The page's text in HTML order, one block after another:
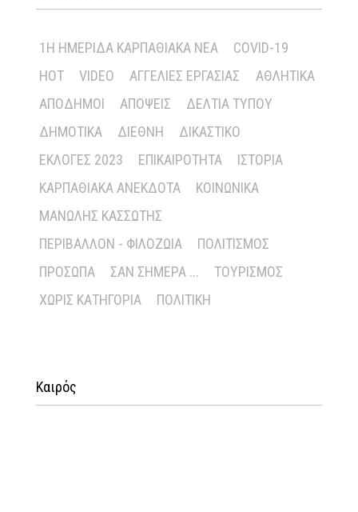
1Η ΗΜΕΡΊΔΑ ΚΑΡΠΑΘΙΑΚΆ ΝΈΑ
COVID-19
HOT
VIDEO ΑΓΓΕΛΊΕΣ ΕΡΓΑΣΊΑΣ
ΑΘΛΗΤΙΚΆ
ΑΠΌΔΗΜΟΙ
ΑΠΌΨΕΙΣ
ΔΕΛΤΊΑ ΤΎΠΟΥ
ΔΗΜΟΤΙΚΆ
ΔΙΕΘΝΉ
ΔΙΚΑΣΤΙΚΌ
ΕΚΛΟΓΈΣ 2023
ΕΠΙΚΑΙΡΌΤΗΤΑ
ΙΣΤΟΡΊΑ
ΚΑΡΠΑΘΙΑΚΆ ΑΝΈΚΔΟΤΑ
ΚΟΙΝΩΝΙΚΆ
ΜΑΝΏΛΗΣ ΚΑΣΣΏΤΗΣ
ΠΕΡΙΒΆΛΛΟΝ - ΦΙΛΟΖΩΊΑ
ΠΟΛΙΤΙΣΜΌΣ
ΠΡΌΣΩΠΑ
ΣΑΝ ΣΉΜΕΡΑ ...
ΤΟΥΡΙΣΜΌΣ
ΧΩΡΊΣ ΚΑΤΗΓΟΡΊΑ
ΠΟΛΙΤΙΚΉ
Καιρός